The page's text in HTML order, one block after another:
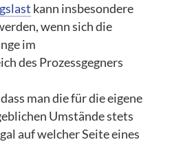
kann insbesondere
wenn sich die
im
des Prozessgegners
man die für die eigene
Umstände stets
auf welcher Seite eines